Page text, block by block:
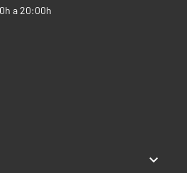
en cultivos de alto
para tus cultivos, desde
al
a 20:00h
